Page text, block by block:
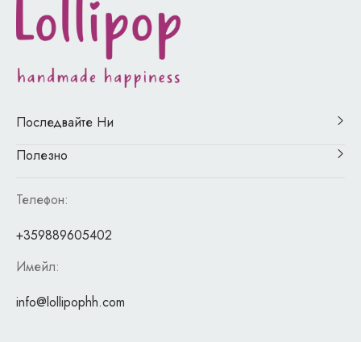
Последвайте Ни
Полезно
Телефон:
+359889605402
Имейл:
info@lollipophh.com